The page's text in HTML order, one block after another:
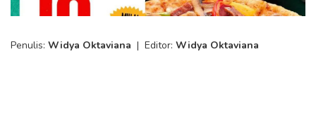
Penulis: Widya Oktaviana | Editor: Widya Oktaviana